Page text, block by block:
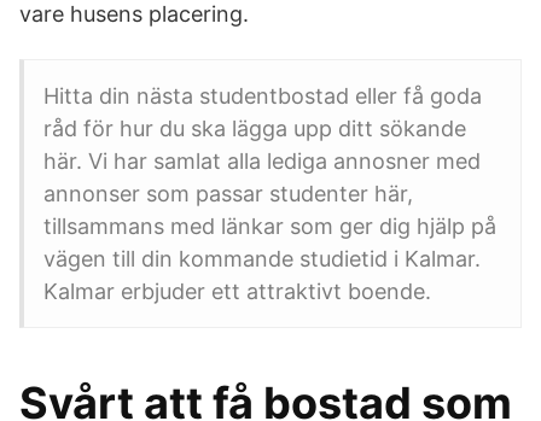
vare husens placering.
Hitta din nästa studentbostad eller få goda
råd för hur du ska lägga upp ditt sökande
här. Vi har samlat alla lediga annosner med
annonser som passar studenter här,
tillsammans med länkar som ger dig hjälp på
vägen till din kommande studietid i Kalmar.
Kalmar erbjuder ett attraktivt boende.
Svårt att få bostad som